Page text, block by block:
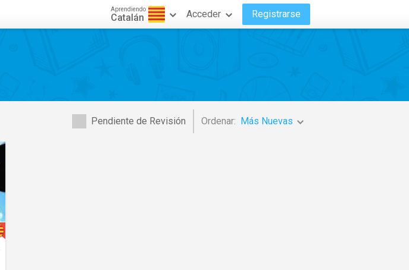
Aprendiendo
Catalán Acceder Registrarse
Pendiente de Revisión Ordenar: Más Nuevas